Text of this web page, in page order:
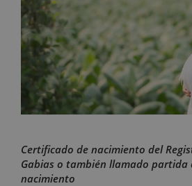
Certificado de nacimiento del
Gabias o también llamado partida
nacimiento